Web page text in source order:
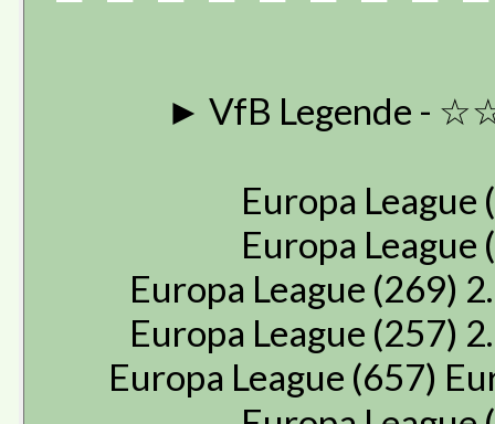
► VfB Legende -
Europa League
Europa League
Europa League (269)
Europa League (257)
Europa League (657)